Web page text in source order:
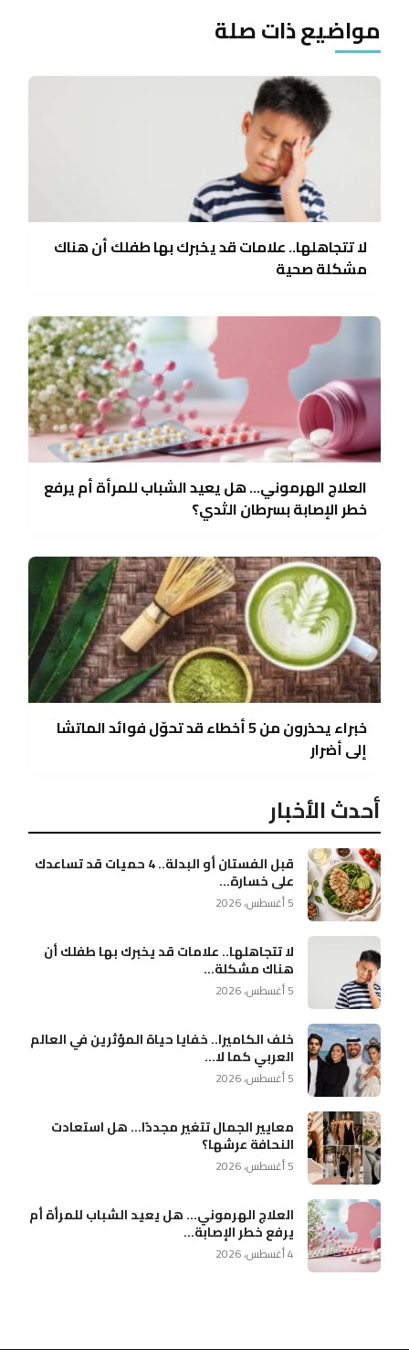
مواضيع ذات صلة
لا تتجاهلها.. علامات قد يخبرك بها طفلك أن هناك
مشكلة صحية
العلاج الهرموني… هل يعيد الشباب للمرأة أم يرفع
خطر الإصابة بسرطان الثدي؟
خبراء يحذرون من 5 أخطاء قد تحوّل فوائد الماتشا
إلى أضرار
أحدث الأخبار
قبل الفستان أو البدلة.. 4 حميات قد تساعدك
على خسارة...
5 أغسطس، 2026
لا تتجاهلها.. علامات قد يخبرك بها طفلك أن
هناك مشكلة...
5 أغسطس، 2026
خلف الكاميرا.. خفايا حياة المؤثرين في العالم
العربي كما لا...
5 أغسطس، 2026
معايير الجمال تتغير مجددًا… هل استعادت
النحافة عرشها؟
5 أغسطس، 2026
العلاج الهرموني… هل يعيد الشباب للمرأة أم
يرفع خطر الإصابة...
4 أغسطس، 2026